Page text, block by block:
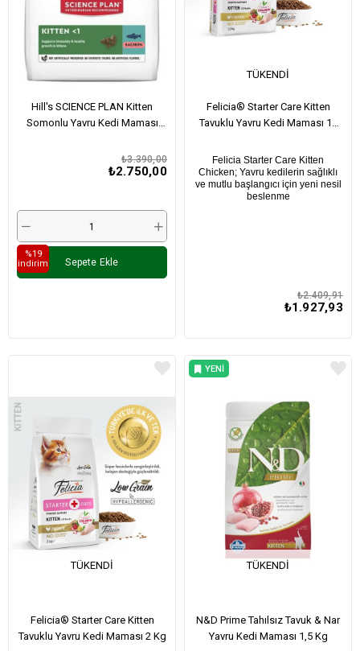
Hill's SCIENCE PLAN Kitten
Somonlu Yavru Kedi Maması
₺2.750,00
₺3.390,00
Sepete Ekle
%19
i̇ndirim
TÜKENDI
Felicia® Starter Care Kitten
Tavuklu Yavru Kedi Maması 12
Felicia Starter Care Kitten
Chicken; Yavru kedilerin sağlıklı
ve mutlu başlangıcı için yeni nesil
beslenme
₺1.927,93
₺2.409,91
TÜKENDI
Felicia® Starter Care Kitten
Tavuklu Yavru Kedi Maması 2 Kg
TÜKENDI
N&D Prime Tahılsız Tavuk & Nar
Yavru Kedi Maması 1,5 Kg
YENI